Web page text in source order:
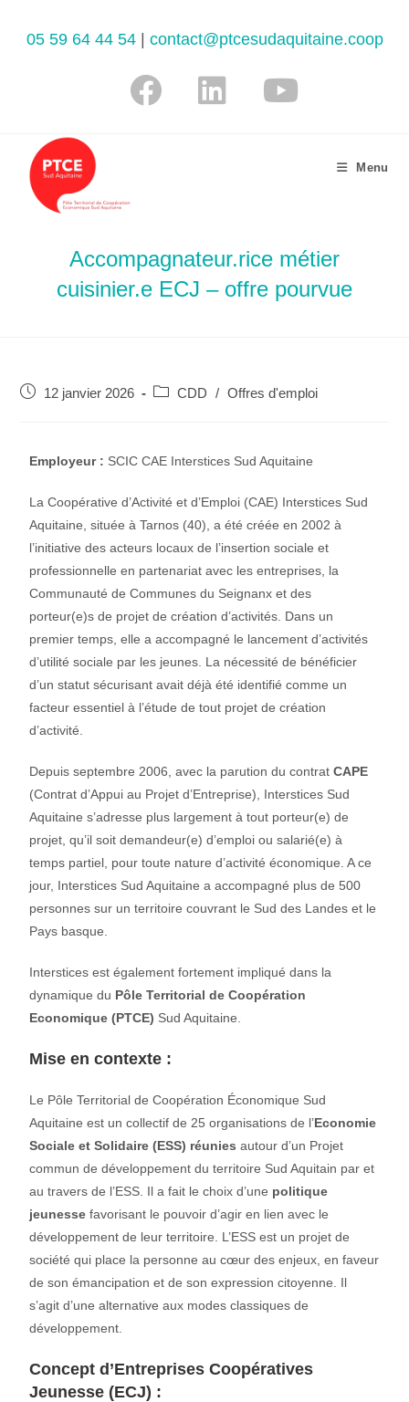
05 59 64 44 54| contact@ptcesudaquitaine.coop
Menu
Accompagnateur.rice métier
cuisinier.e ECJ – offre pourvue
12 janvier 2026 CDD / Offres d'emploi
Employeur : SCIC CAE Interstices Sud Aquitaine
La Coopérative d’Activité et d’Emploi (CAE) Interstices Sud
Aquitaine, située à Tarnos (40), a été créée en 2002 à
l’initiative des acteurs locaux de l’insertion sociale et
professionnelle en partenariat avec les entreprises, la
Communauté de Communes du Seignanx et des
porteur(e)s de projet de création d’activités. Dans un
premier temps, elle a accompagné le lancement d’activités
d’utilité sociale par les jeunes. La nécessité de bénéficier
d’un statut sécurisant avait déjà été identifié comme un
facteur essentiel à l’étude de tout projet de création
d’activité.
Depuis septembre 2006, avec la parution du contratCAPE
(Contrat d’Appui au Projet d’Entreprise), Interstices Sud
Aquitaine s’adresse plus largement à tout porteur(e) de
projet, qu’il soit demandeur(e) d’emploi ou salarié(e) à
temps partiel, pour toute nature d’activité économique. A ce
jour, Interstices Sud Aquitaine a accompagné plus de 500
personnes sur un territoire couvrant le Sud des Landes et le
Pays basque.
Interstices est également fortement impliqué dans la
dynamique du Pôle Territorial de Coopération
Economique (PTCE) Sud Aquitaine.
Mise en contexte :
Le Pôle Territorial de Coopération Économique Sud
Aquitaine est un collectif de 25 organisations de l’Economie
Sociale et Solidaire (ESS) réuniesautour d’un Projet
commun de développement du territoire Sud Aquitain par et
au travers de l’ESS. Il a fait le choix d’une politique
jeunessefavorisant le pouvoir d’agir en lien avec le
développement de leur territoire. L’ESS est un projet de
société qui place la personne au cœur des enjeux, en faveur
de son émancipation et de son expression citoyenne. Il
s’agit d’une alternative aux modes classiques de
développement.
Concept d’Entreprises Coopératives
Jeunesse (ECJ) :